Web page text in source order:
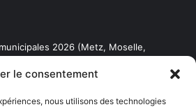
le consentement
nous utilisons des technologies
2026 (Metz, Moselle,